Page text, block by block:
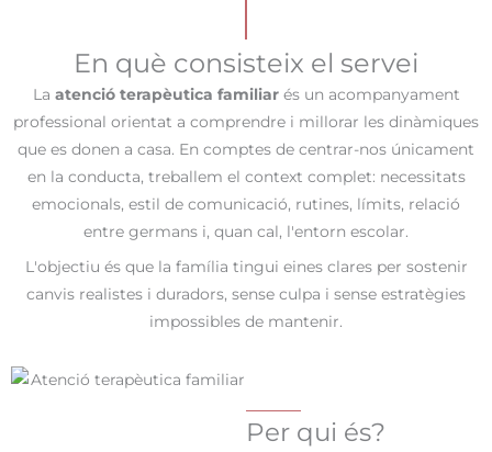
En què consisteix el servei
La atenció terapèutica familiarés un acompanyament
professional orientat a comprendre i millorar les dinàmiques
que es donen a casa. En comptes de centrar-nos únicament
en la conducta, treballem el context complet: necessitats
emocionals, estil de comunicació, rutines, límits, relació
entre germans i, quan cal, l'entorn escolar.
L'objectiu és que la família tingui eines clares per sostenir
canvis realistes i duradors, sense culpa i sense estratègies
impossibles de mantenir.
Per qui és?